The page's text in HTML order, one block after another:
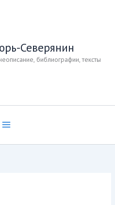
Северянин
библиографии, тексты